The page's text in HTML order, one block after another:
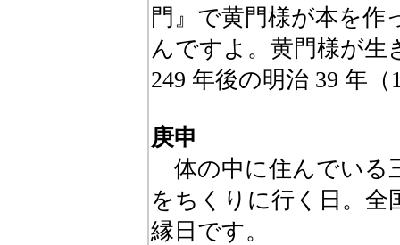
門』で黄門様が本を
んですよ。黄門様が生
249 年後の明治 39 年
庚申
体の中に住んでいる
をちくりに行く日。全
縁日です。